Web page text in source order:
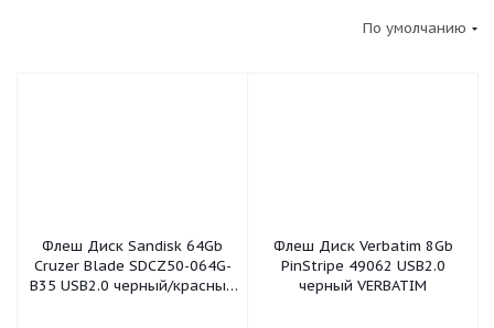
По умолчанию
Флеш Диск Sandisk 64Gb
Cruzer Blade SDCZ50-064G-
B35 USB2.0 черный/красный
Флеш Диск Verbatim 8Gb
PinStripe 49062 USB2.0
черный VERBATIM